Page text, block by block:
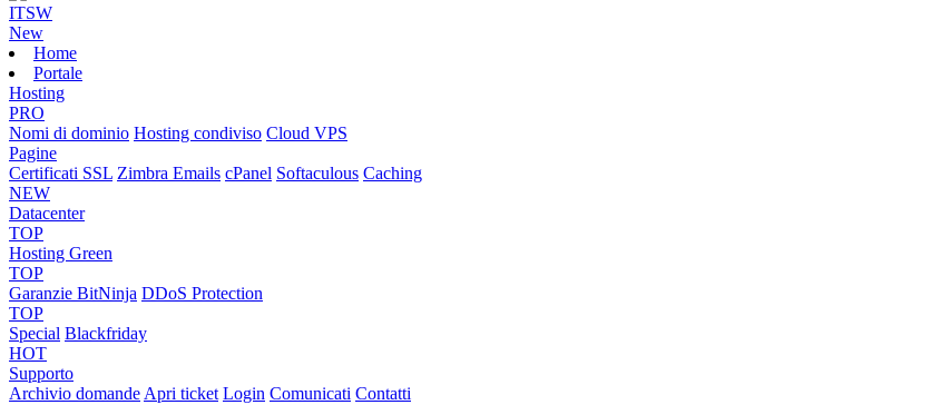
ITSW
New
Home
Portale
Hosting
PRO
Nomi di dominio Hosting condiviso Cloud VPS
Pagine
Certificati SSL Zimbra Emails cPanel Softaculous Caching
NEW
Datacenter
TOP
Hosting Green
TOP
Garanzie BitNinja DDoS Protection
TOP
Special Blackfriday
HOT
Supporto
Archivio domandeApri ticket Login Comunicati Contatti